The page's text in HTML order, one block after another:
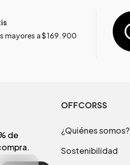
mayores a $169.900
de
OFFCORSS
¿Quiénes somos?
Sostenibilidad